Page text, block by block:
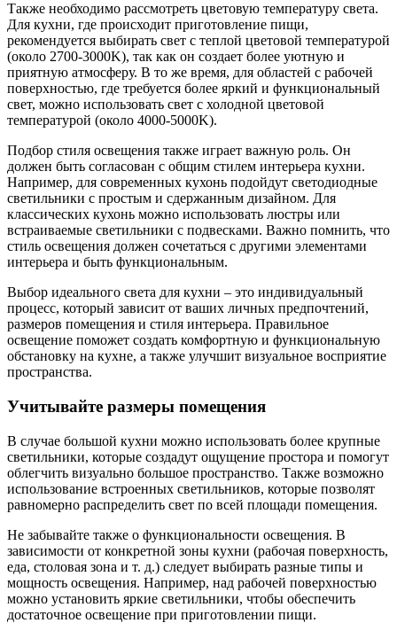
Также необходимо рассмотреть цветовую температуру света.
Для кухни, где происходит приготовление пищи,
рекомендуется выбирать свет с теплой цветовой температурой
(около 2700-3000K), так как он создает более уютную и
приятную атмосферу. В то же время, для областей с рабочей
поверхностью, где требуется более яркий и функциональный
свет, можно использовать свет с холодной цветовой
температурой (около 4000-5000K).
Подбор стиля освещения также играет важную роль. Он
должен быть согласован с общим стилем интерьера кухни.
Например, для современных кухонь подойдут светодиодные
светильники с простым и сдержанным дизайном. Для
классических кухонь можно использовать люстры или
встраиваемые светильники с подвесками. Важно помнить, что
стиль освещения должен сочетаться с другими элементами
интерьера и быть функциональным.
Выбор идеального света для кухни – это индивидуальный
процесс, который зависит от ваших личных предпочтений,
размеров помещения и стиля интерьера. Правильное
освещение поможет создать комфортную и функциональную
обстановку на кухне, а также улучшит визуальное восприятие
пространства.
Учитывайте размеры помещения
В случае большой кухни можно использовать более крупные
светильники, которые создадут ощущение простора и помогут
облегчить визуально большое пространство. Также возможно
использование встроенных светильников, которые позволят
равномерно распределить свет по всей площади помещения.
Не забывайте также о функциональности освещения. В
зависимости от конкретной зоны кухни (рабочая поверхность,
еда, столовая зона и т. д.) следует выбирать разные типы и
мощность освещения. Например, над рабочей поверхностью
можно установить яркие светильники, чтобы обеспечить
достаточное освещение при приготовлении пищи.